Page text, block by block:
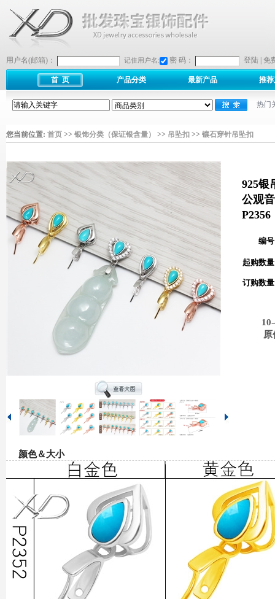
用户名(邮箱)： 记住用户名: 密 码： 登陆 免
首 页 产品分类 最新产品 推
热门
您当前位置: 首页 >> 银饰分类（保证银含量） >> 吊坠扣 >> 镶石穿针吊坠扣
925银
公观
编
起购数
订购数
原
颜色＆大小